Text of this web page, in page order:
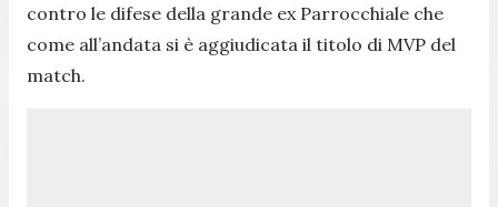
contro le difese della grande ex Parrocchiale che
come all’andata si è aggiudicata il titolo di MVP del
match.